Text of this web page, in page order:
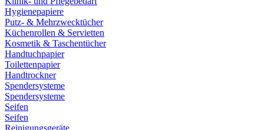
Hygienepapiere
Putz- & Mehrzwecktücher
Küchenrollen & Servietten
Kosmetik & Taschentücher
Handtuchpapier
Toilettenpapier
Handtrockner
Spendersysteme
Spendersysteme
Seifen
Seifen